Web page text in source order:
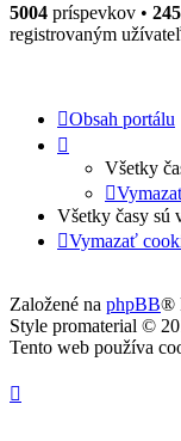
5004 príspevkov •
registrovaným
Obsah portálu
Všetky
Všetky časy sú
Vymazať
Založené na phpBB®
Style promaterial ©
Tento web používa